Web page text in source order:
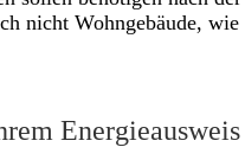
nicht Wohngebäude, wie
Energieausweis